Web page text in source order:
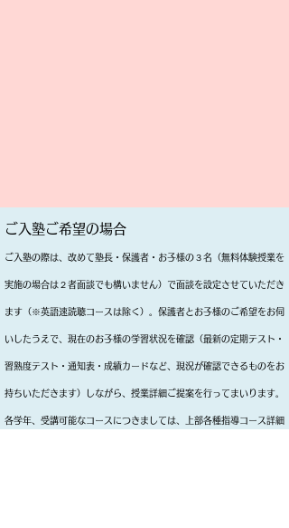
ご入塾ご希望の場合
ご入塾の際は、改めて塾長・保護者・お子様の３名（無料体験授業を
実施の場合は２者面談でも構いません）で面談を設定させていただき
ます （​ ※英語速読聴コースは除く）。保護者とお子様のご希望をお伺
いしたうえで、 現在のお子様の学習状況を確認（最新の定期テスト・
習熟度テスト・通知表・成績カードなど、現況が確認できるものをお
持ちいただきます）しながら、授業詳細 ご提案を行ってまいります。
各学年、受講可能なコースにつきましては、上部各種指導コース詳細